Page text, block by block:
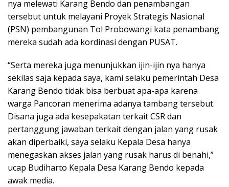
nya melewati Karang Bendo dan penambangan
tersebut untuk melayani Proyek Strategis Nasional
(PSN) pembangunan Tol Probowangi kata penambang
mereka sudah ada kordinasi dengan PUSAT.
“Serta mereka juga menunjukkan ijin-ijin nya hanya
sekilas saja kepada saya, kami selaku pemerintah Desa
Karang Bendo tidak bisa berbuat apa-apa karena
warga Pancoran menerima adanya tambang tersebut.
Disana juga ada kesepakatan terkait CSR dan
pertanggung jawaban terkait dengan jalan yang rusak
akan diperbaiki, saya selaku Kepala Desa hanya
menegaskan akses jalan yang rusak harus di benahi,”
ucap Budiharto Kepala Desa Karang Bendo kepada
awak media.